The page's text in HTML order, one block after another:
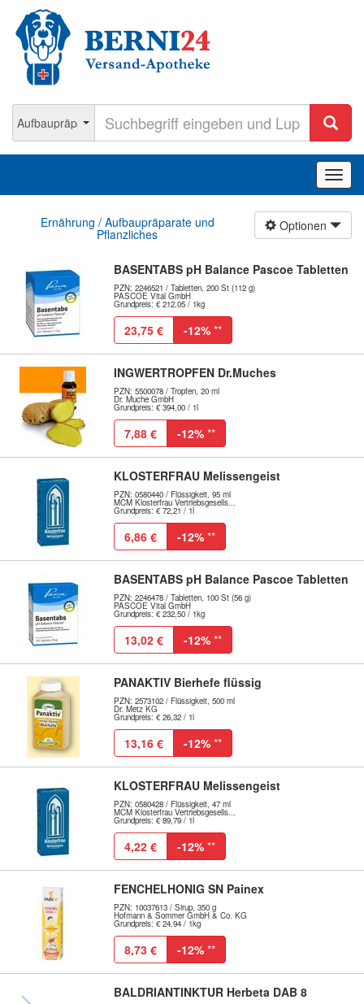
ein-/
Optionen
Ernährung / Aufbaupräparate und
Pflanzliches
BASENTABS pH Balance Pascoe Tabletten
PZN: 2246521 / Tabletten, 200 St (112 g)
PASCOE Vital GmbH
Grundpreis: € 212,05 / 1kg
23,75 € -12% **
INGWERTROPFEN Dr.Muches
PZN: 5500078 / Tropfen, 20 ml
Dr. Muche GmbH
Grundpreis: € 394,00 / 1l
7,88 € -12% **
KLOSTERFRAU Melissengeist
PZN: 0580440 / Flüssigkeit, 95 ml
MCM Klosterfrau Vertriebsgesells...
Grundpreis: € 72,21 / 1l
6,86 € -12% **
BASENTABS pH Balance Pascoe Tabletten
PZN: 2246478 / Tabletten, 100 St (56 g)
PASCOE Vital GmbH
Grundpreis: € 232,50 / 1kg
13,02 € -12% **
PANAKTIV Bierhefe flüssig
PZN: 2573102 / Flüssigkeit, 500 ml
Dr. Metz KG
Grundpreis: € 26,32 / 1l
13,16 € -12% **
KLOSTERFRAU Melissengeist
PZN: 0580428 / Flüssigkeit, 47 ml
MCM Klosterfrau Vertriebsgesells...
Grundpreis: € 89,79 / 1l
4,22 € -12% **
FENCHELHONIG SN Painex
PZN: 10037613 / Sirup, 350 g
Hofmann & Sommer GmbH & Co. KG
Grundpreis: € 24,94 / 1kg
8,73 € -12% **
BALDRIANTINKTUR Herbeta DAB 8